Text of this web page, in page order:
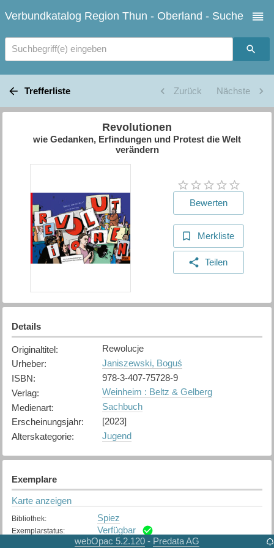
Verbundkatalog Region Thun - Oberland - Suche
Suchbegriff(e) eingeben
Trefferliste Zurück Nächste
Revolutionen
wie Gedanken, Erfindungen und Protest die Welt
verändern
Bewerten
Merkliste
Teilen
Details
Originaltitel:
Rewolucje
Urheber:
Janiszewski, Boguś
ISBN:
978-3-407-75728-9
Verlag:
Weinheim : Beltz & Gelberg
Medienart:
Sachbuch
Erscheinungsjahr:
[2023]
Alterskategorie: Jugend
Exemplare
Karte anzeigen
Bibliothek: Spiez
Exemplarstatus:
Verfügbar
webOpac 5.2.120 - Predata AG